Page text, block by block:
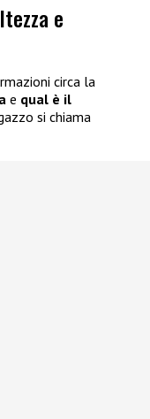
e
circa la
e qual è il
si chiama